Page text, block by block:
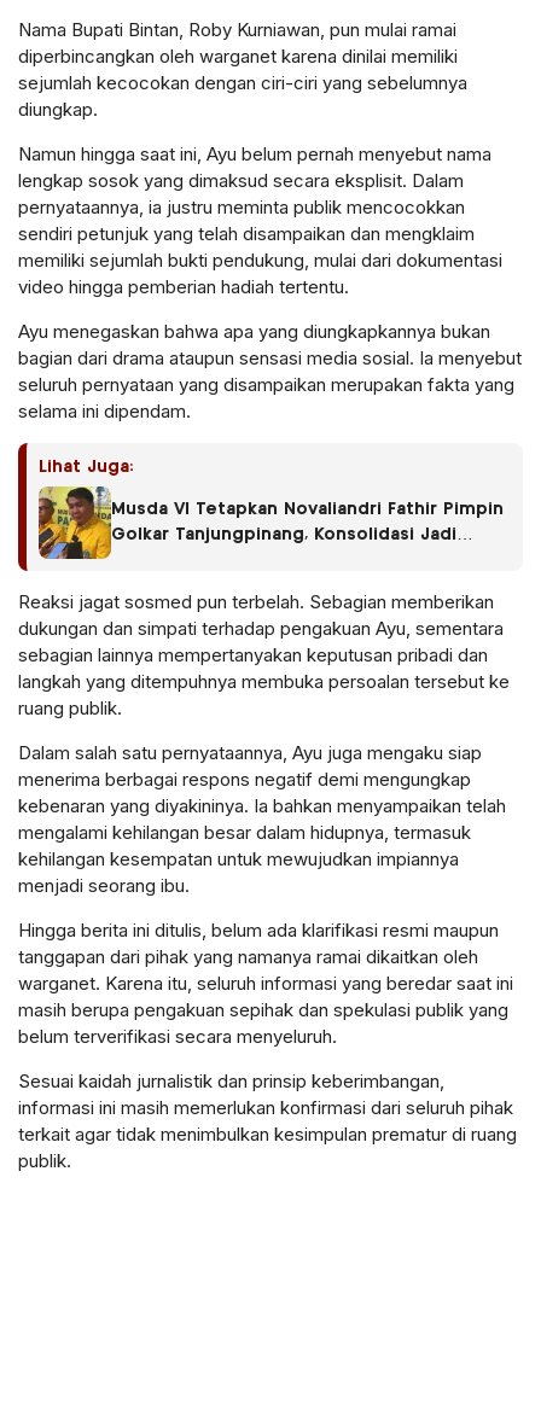
Nama Bupati Bintan, Roby Kurniawan, pun mulai ramai
diperbincangkan oleh warganet karena dinilai memiliki
sejumlah kecocokan dengan ciri-ciri yang sebelumnya
diungkap.
Namun hingga saat ini, Ayu belum pernah menyebut nama
lengkap sosok yang dimaksud secara eksplisit. Dalam
pernyataannya, ia justru meminta publik mencocokkan
sendiri petunjuk yang telah disampaikan dan mengklaim
memiliki sejumlah bukti pendukung, mulai dari dokumentasi
video hingga pemberian hadiah tertentu.
Ayu menegaskan bahwa apa yang diungkapkannya bukan
bagian dari drama ataupun sensasi media sosial. Ia menyebut
seluruh pernyataan yang disampaikan merupakan fakta yang
selama ini dipendam.
Lihat Juga:
Musda VI Tetapkan Novaliandri Fathir Pimpin
Golkar Tanjungpinang, Konsolidasi Jadi
Reaksi jagat sosmed pun terbelah. Sebagian memberikan
dukungan dan simpati terhadap pengakuan Ayu, sementara
sebagian lainnya mempertanyakan keputusan pribadi dan
langkah yang ditempuhnya membuka persoalan tersebut ke
ruang publik.
Dalam salah satu pernyataannya, Ayu juga mengaku siap
menerima berbagai respons negatif demi mengungkap
kebenaran yang diyakininya. Ia bahkan menyampaikan telah
mengalami kehilangan besar dalam hidupnya, termasuk
kehilangan kesempatan untuk mewujudkan impiannya
menjadi seorang ibu.
Hingga berita ini ditulis, belum ada klarifikasi resmi maupun
tanggapan dari pihak yang namanya ramai dikaitkan oleh
warganet. Karena itu, seluruh informasi yang beredar saat ini
masih berupa pengakuan sepihak dan spekulasi publik yang
belum terverifikasi secara menyeluruh.
Sesuai kaidah jurnalistik dan prinsip keberimbangan,
informasi ini masih memerlukan konfirmasi dari seluruh pihak
terkait agar tidak menimbulkan kesimpulan prematur di ruang
publik.